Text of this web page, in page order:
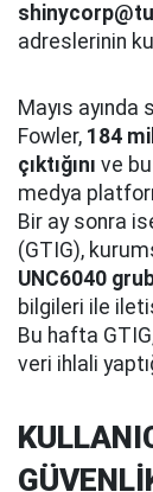
adreslerinin
Mayıs
Fowler, 184
çıktığını ve
medya
Bir ay sonra
(GTIG),
UNC6040
bilgileri ile
Bu hafta
veri ihlali